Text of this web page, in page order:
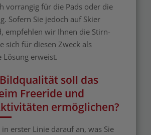
vorrangig für die Pads oder die
Sofern Sie jedoch auf Skier
empfehlen wir Ihnen die Stirn-
sich für diesen Zweck als
erweist.
soll das
Freeride und
ermöglichen?
erster Linie darauf an, was Sie